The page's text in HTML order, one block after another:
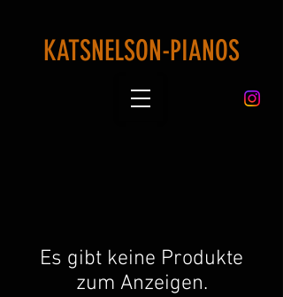
KATSNELSON-PIANOS
Es gibt keine Produkte
zum Anzeigen.